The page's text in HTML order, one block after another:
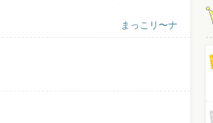
まっこリ〜ナ